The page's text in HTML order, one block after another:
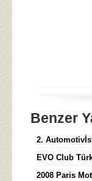
Benzer
2.
EVO Club
2008 Paris